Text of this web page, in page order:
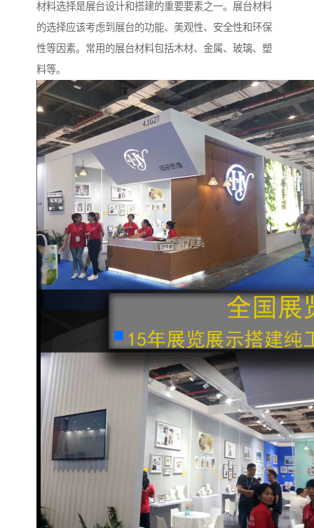
材料选择是展台设计和搭建的重要要素之一。展台材料
的选择应该考虑到展台的功能、美观性、安全性和环保
性等因素。常用的展台材料包括木材、金属、玻璃、塑
料等。